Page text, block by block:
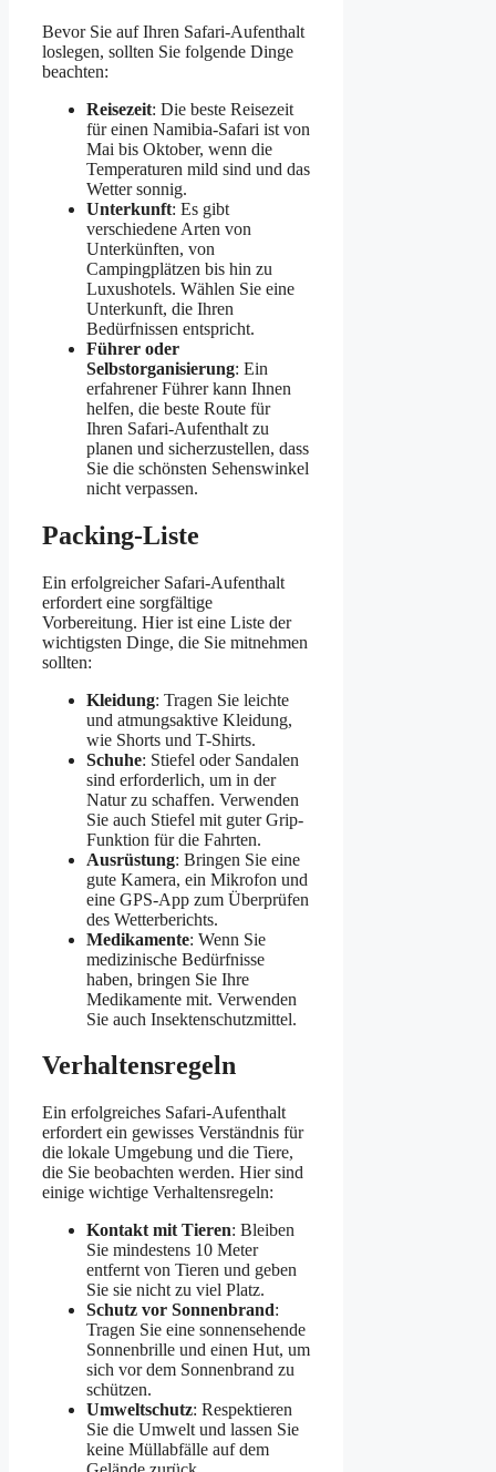
Bevor Sie auf Ihren Safari-Aufenthalt
loslegen, sollten Sie folgende Dinge
beachten:
Reisezeit: Die beste Reisezeit
für einen Namibia-Safari ist von
Mai bis Oktober, wenn die
Temperaturen mild sind und das
Wetter sonnig.
Unterkunft: Es gibt
verschiedene Arten von
Unterkünften, von
Campingplätzen bis hin zu
Luxushotels. Wählen Sie eine
Unterkunft, die Ihren
Bedürfnissen entspricht.
Führer oder
Selbstorganisierung: Ein
erfahrener Führer kann Ihnen
helfen, die beste Route für
Ihren Safari-Aufenthalt zu
planen und sicherzustellen, dass
Sie die schönsten Sehenswinkel
nicht verpassen.
Packing-Liste
Ein erfolgreicher Safari-Aufenthalt
erfordert eine sorgfältige
Vorbereitung. Hier ist eine Liste der
wichtigsten Dinge, die Sie mitnehmen
sollten:
Kleidung: Tragen Sie leichte
und atmungsaktive Kleidung,
wie Shorts und T-Shirts.
Schuhe: Stiefel oder Sandalen
sind erforderlich, um in der
Natur zu schaffen. Verwenden
Sie auch Stiefel mit guter Grip-
Funktion für die Fahrten.
Ausrüstung: Bringen Sie eine
gute Kamera, ein Mikrofon und
eine GPS-App zum Überprüfen
des Wetterberichts.
Medikamente: Wenn Sie
medizinische Bedürfnisse
haben, bringen Sie Ihre
Medikamente mit. Verwenden
Sie auch Insektenschutzmittel.
Verhaltensregeln
Ein erfolgreiches Safari-Aufenthalt
erfordert ein gewisses Verständnis für
die lokale Umgebung und die Tiere,
die Sie beobachten werden. Hier sind
einige wichtige Verhaltensregeln:
Kontakt mit Tieren: Bleiben
Sie mindestens 10 Meter
entfernt von Tieren und geben
Sie sie nicht zu viel Platz.
Schutz vor Sonnenbrand:
Tragen Sie eine sonnensehende
Sonnenbrille und einen Hut, um
sich vor dem Sonnenbrand zu
schützen.
Umweltschutz: Respektieren
Sie die Umwelt und lassen Sie
keine Müllabfälle auf dem